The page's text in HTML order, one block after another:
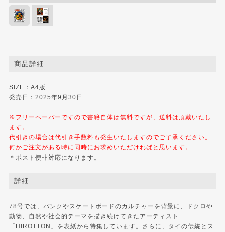
商品詳細
SIZE：A4版
発売日：2025年9月30日
※フリーペーパーですので書籍自体は無料ですが、送料は頂戴いたし
ます。
代引きの場合は代引き手数料も発生いたしますのでご了承ください。
何かご注文がある時に同時にお求めいただければと思います。
＊ポスト便非対応になります。
詳細
78号では、パンクやスケートボードのカルチャーを背景に、ドクロや
動物、自然や社会的テーマを描き続けてきたアーティスト
「HIROTTON」を表紙から特集しています。さらに、タイの伝統とス